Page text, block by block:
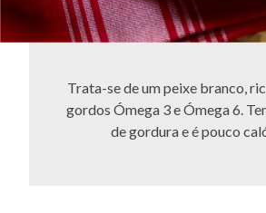
Trata-se de um peixe branco,
gordos Ómega 3 e Ómega 6.
de gordura e é pouco